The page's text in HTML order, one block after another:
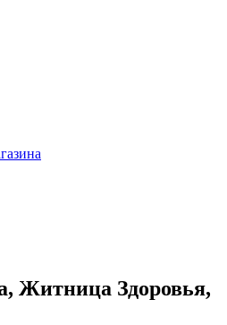
Житница Здоровья,